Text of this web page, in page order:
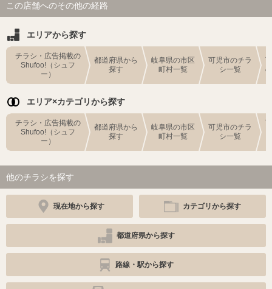
この店舗へのその他の経路
エリアから探す
チラシ・広告掲載の
Shufoo!（シュフ
ー）
都道府県から
探す
岐阜県の市区
町村一覧
可児市のチラ
シ一覧
エリア×カテゴリから探す
チラシ・広告掲載の
Shufoo!（シュフ
ー）
都道府県から
探す
岐阜県の市区
町村一覧
可児市のチラ
シ一覧
他のチラシを探す
現在地から探す カテゴリから探す
都道府県から探す
路線・駅から探す